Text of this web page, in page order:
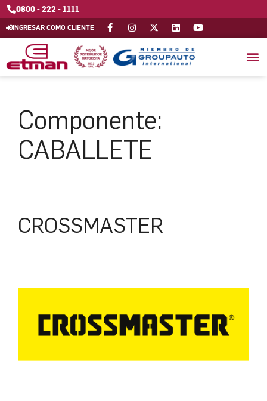
0800 - 222 - 1111
INGRESAR COMO CLIENTE
Componente:
CABALLETE
CROSSMASTER